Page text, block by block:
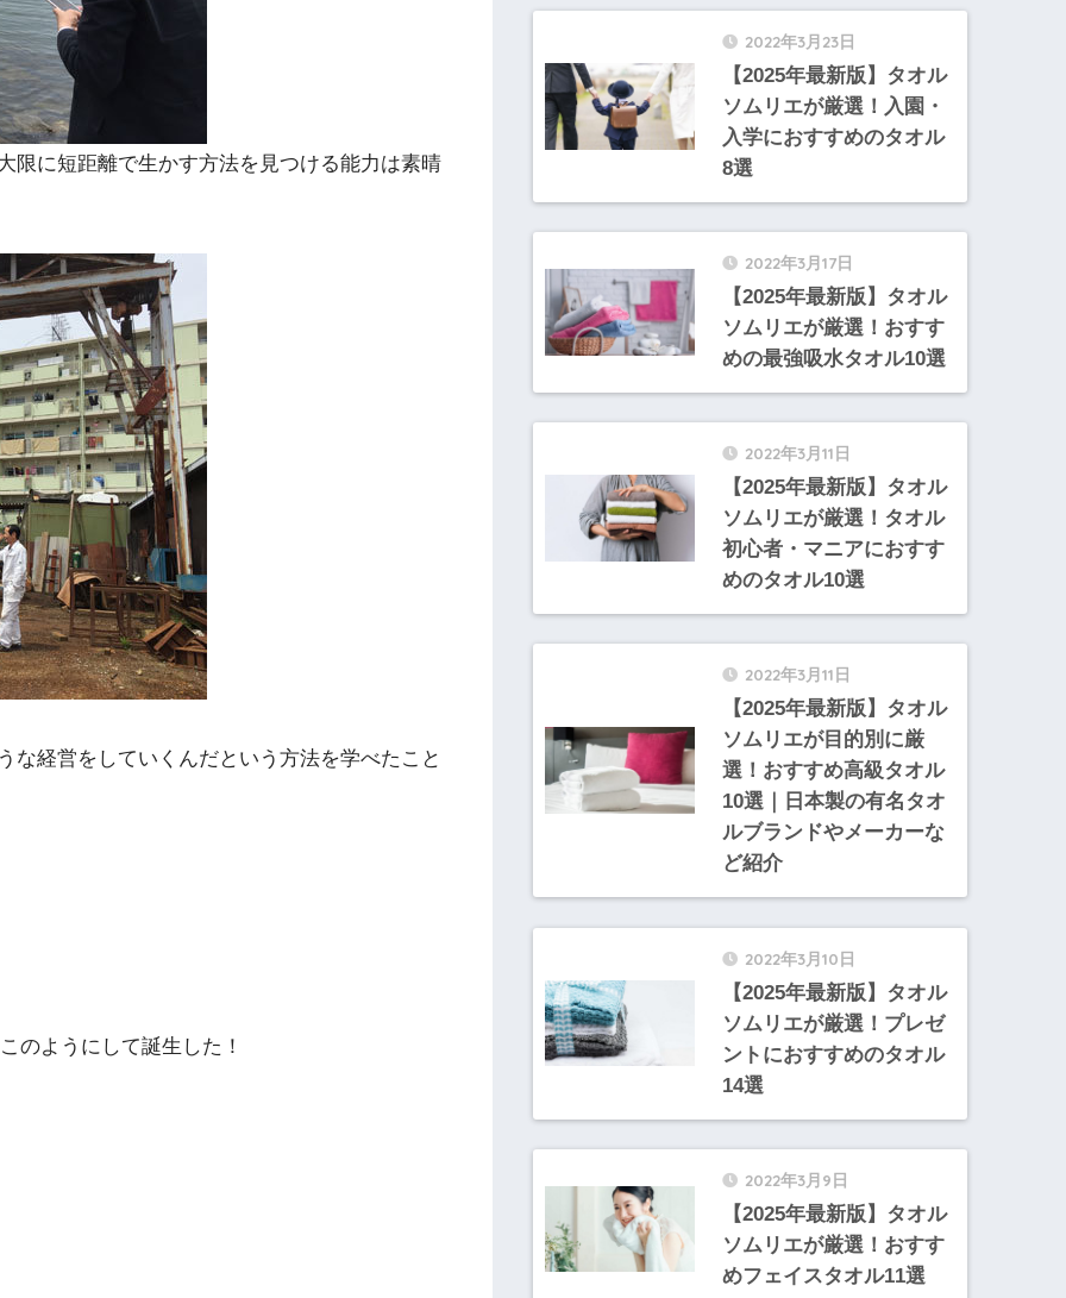
限に短距離で生かす方法を見つける能力は素晴
な経営をしていくんだという方法を学べたこと
のようにして誕生した！
2022年3月23日
【2025年最新版】タオル
ソムリエが厳選！入園・
入学におすすめのタオル
8選
2022年3月17日
【2025年最新版】タオル
ソムリエが厳選！おすす
めの最強吸水タオル10選
2022年3月11日
【2025年最新版】タオル
ソムリエが厳選！タオル
初心者・マニアにおすす
めのタオル10選
2022年3月11日
【2025年最新版】タオル
ソムリエが目的別に厳
選！おすすめ高級タオル
10選｜日本製の有名タオ
ルブランドやメーカーな
ど紹介
2022年3月10日
【2025年最新版】タオル
ソムリエが厳選！プレゼ
ントにおすすめのタオル
14選
2022年3月9日
【2025年最新版】タオル
ソムリエが厳選！おすす
めフェイスタオル11選